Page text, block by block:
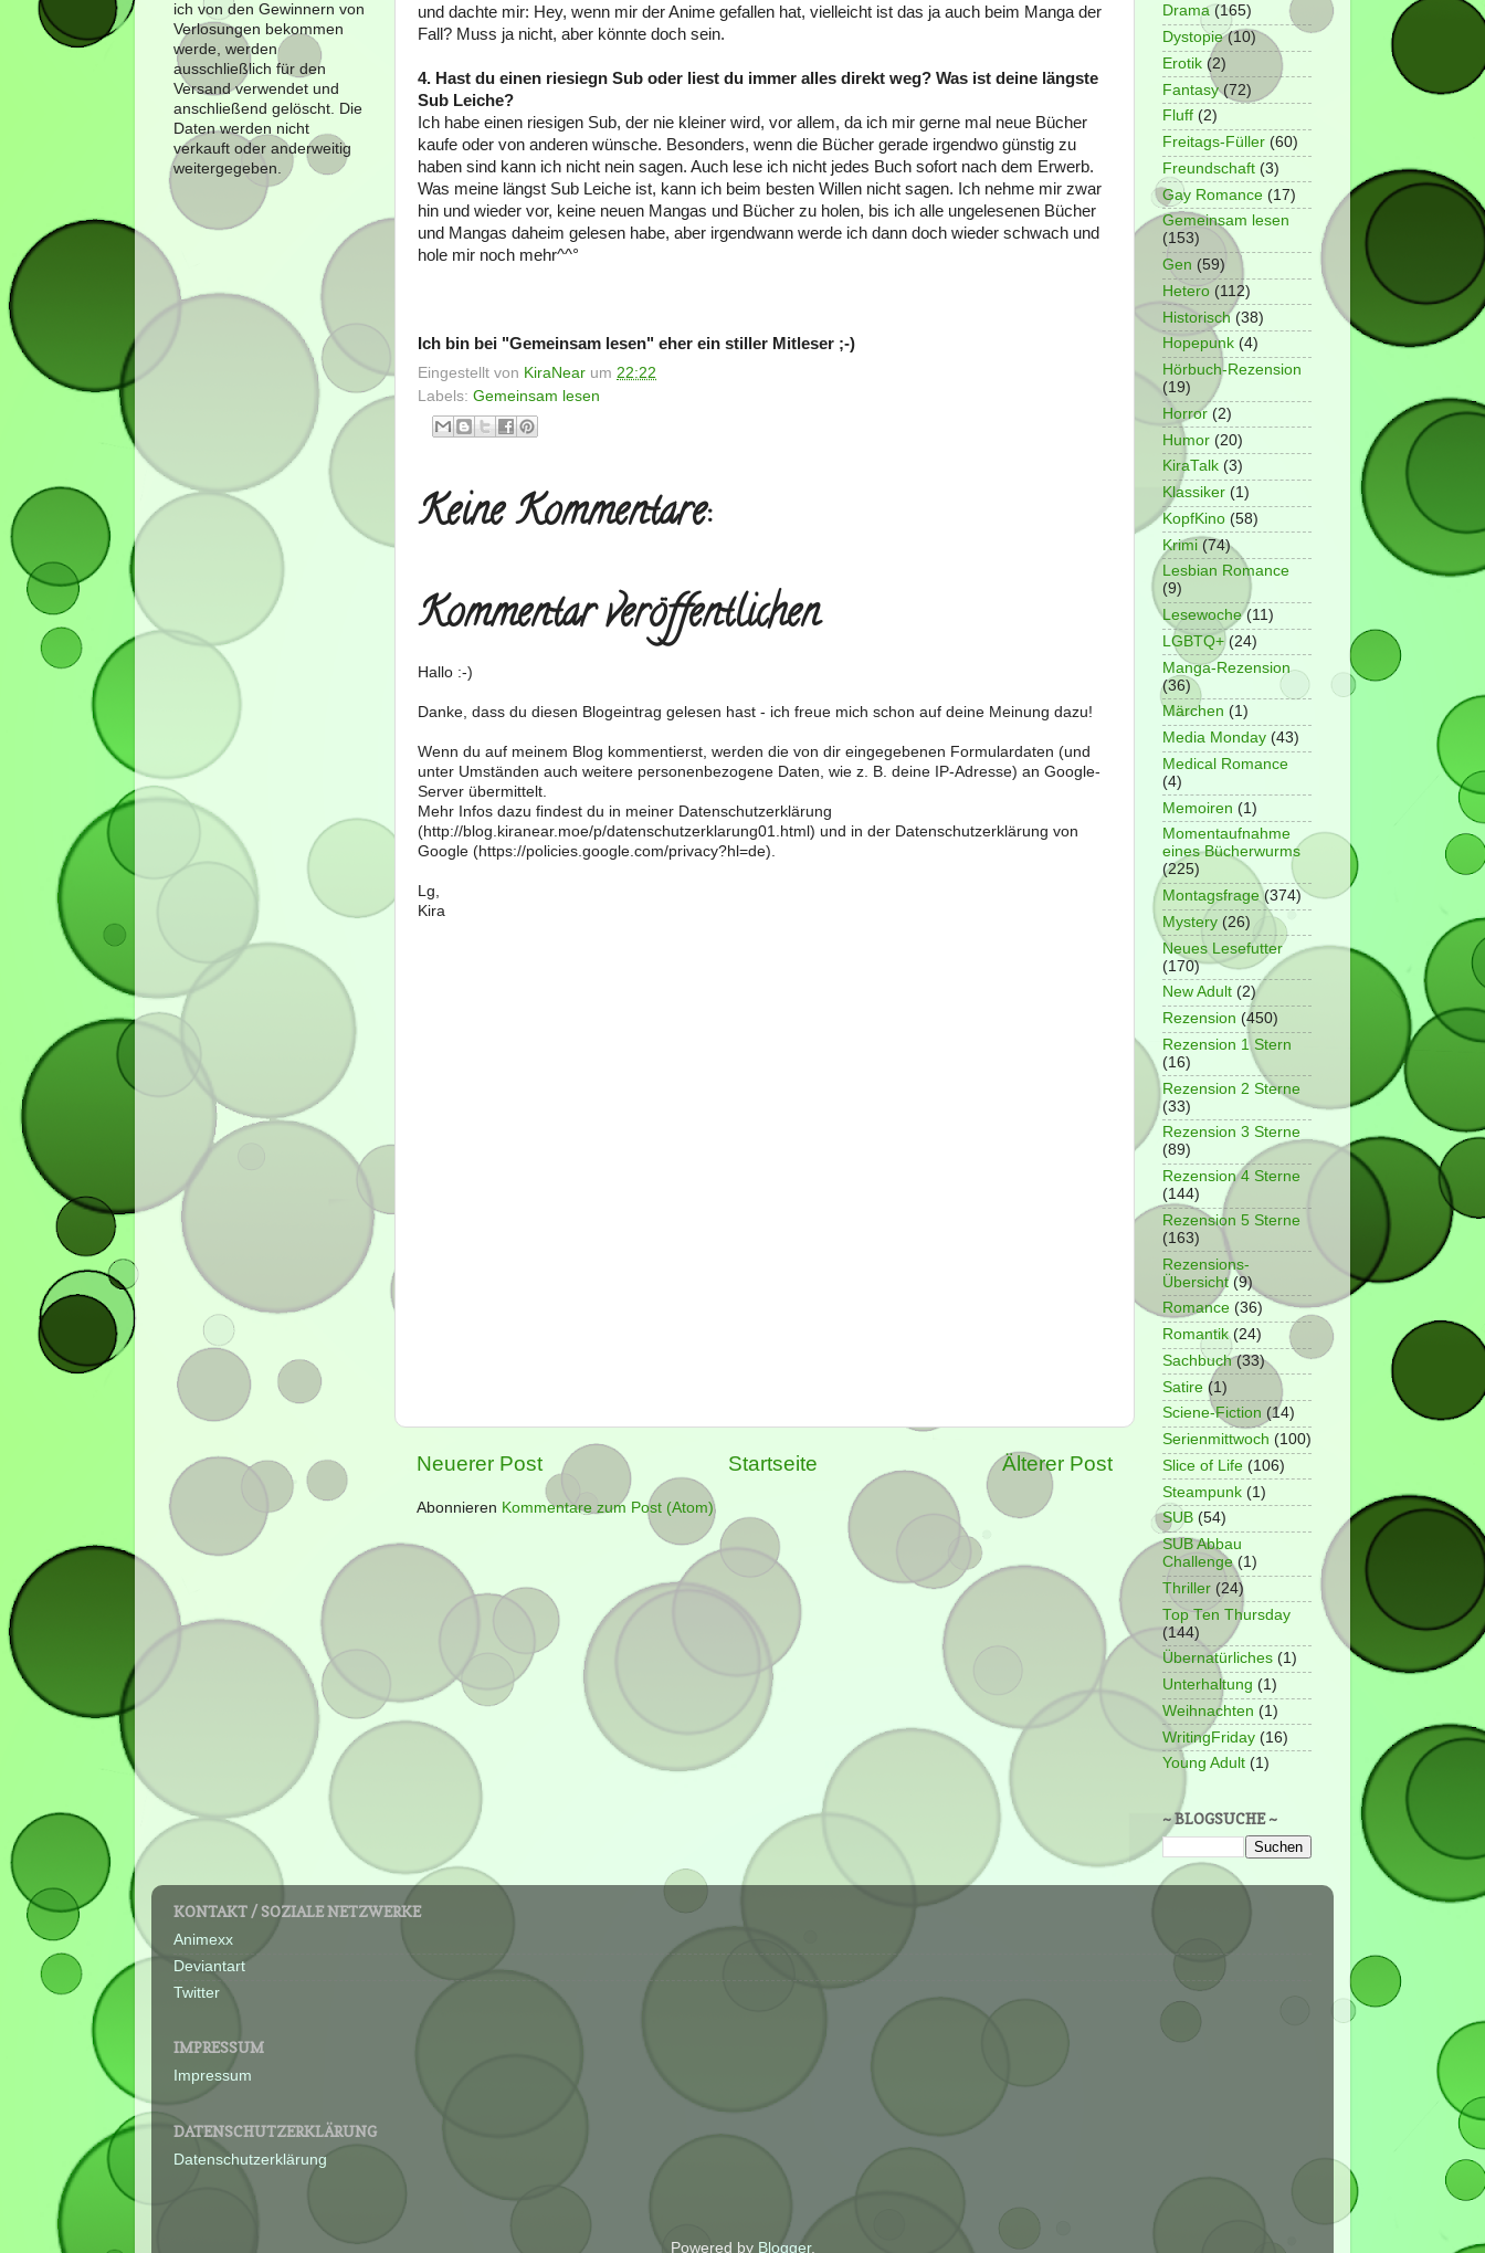
und dachte mir: Hey, wenn mir der Anime gefallen hat, vielleicht ist das ja auch beim Manga der
Fall? Muss ja nicht, aber könnte doch sein.
4. Hast du einen riesiegn Sub oder liest du immer alles direkt weg? Was ist deine längste
Sub Leiche?
Ich habe einen riesigen Sub, der nie kleiner wird, vor allem, da ich mir gerne mal neue Bücher
kaufe oder von anderen wünsche. Besonders, wenn die Bücher gerade irgendwo günstig zu
haben sind kann ich nicht nein sagen. Auch lese ich nicht jedes Buch sofort nach dem Erwerb.
Was meine längst Sub Leiche ist, kann ich beim besten Willen nicht sagen. Ich nehme mir zwar
hin und wieder vor, keine neuen Mangas und Bücher zu holen, bis ich alle ungelesenen Bücher
und Mangas daheim gelesen habe, aber irgendwann werde ich dann doch wieder schwach und
hole mir noch mehr^^°
Ich bin bei "Gemeinsam lesen" eher ein stiller Mitleser ;-)
Eingestellt von KiraNear um 22:22
Labels: Gemeinsam lesen
Keine Kommentare:
Kommentar veröffentlichen
Hallo :-)
Danke, dass du diesen Blogeintrag gelesen hast - ich freue mich schon auf deine Meinung dazu!
Wenn du auf meinem Blog kommentierst, werden die von dir eingegebenen Formulardaten (und
unter Umständen auch weitere personenbezogene Daten, wie z. B. deine IP-Adresse) an Google-
Server übermittelt.
Mehr Infos dazu findest du in meiner Datenschutzerklärung
(http://blog.kiranear.moe/p/datenschutzerklarung01.html) und in der Datenschutzerklärung von
Google (https://policies.google.com/privacy?hl=de).
Lg,
Kira
Neuerer Post Älterer Post
Startseite
Abonnieren Kommentare zum Post (Atom)
ich von den Gewinnern von
Verlosungen bekommen
werde, werden
ausschließlich für den
Versand verwendet und
anschließend gelöscht. Die
Daten werden nicht
verkauft oder anderweitig
weitergegeben.
Drama (165)
Dystopie (10)
Erotik (2)
Fantasy (72)
Fluff (2)
Freitags-Füller (60)
Freundschaft (3)
Gay Romance (17)
Gemeinsam lesen
(153)
Gen (59)
Hetero (112)
Historisch (38)
Hopepunk (4)
Hörbuch-Rezension
(19)
Horror (2)
Humor (20)
KiraTalk (3)
Klassiker (1)
KopfKino (58)
Krimi (74)
Lesbian Romance
(9)
Lesewoche (11)
LGBTQ+ (24)
Manga-Rezension
(36)
Märchen (1)
Media Monday (43)
Medical Romance
(4)
Memoiren (1)
Momentaufnahme
eines Bücherwurms
(225)
Montagsfrage (374)
Mystery (26)
Neues Lesefutter
(170)
New Adult (2)
Rezension (450)
Rezension 1 Stern
(16)
Rezension 2 Sterne
(33)
Rezension 3 Sterne
(89)
Rezension 4 Sterne
(144)
Rezension 5 Sterne
(163)
Rezensions-
Übersicht (9)
Romance (36)
Romantik (24)
Sachbuch (33)
Satire (1)
Sciene-Fiction (14)
Serienmittwoch (100)
Slice of Life (106)
Steampunk (1)
SUB (54)
SUB Abbau
Challenge (1)
Thriller (24)
Top Ten Thursday
(144)
Übernatürliches (1)
Unterhaltung (1)
Weihnachten (1)
WritingFriday (16)
Young Adult (1)
~ BLOGSUCHE ~
KONTAKT / SOZIALE NETZWERKE
Animexx
Deviantart
Twitter
IMPRESSUM
Impressum
DATENSCHUTZERKLÄRUNG
Datenschutzerklärung
Powered by Blogger.